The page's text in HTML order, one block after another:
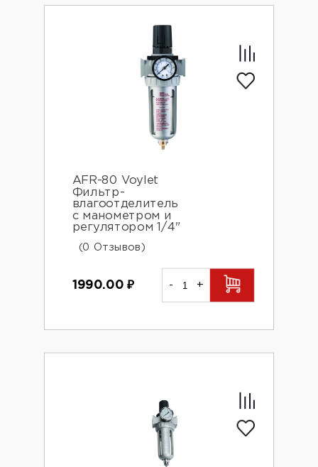
AFR-80 Voylet
Фильтр-
влагоотделитель
с манометром и
регулятором 1/4"
(0 Отзывов)
1990.00₽ - +